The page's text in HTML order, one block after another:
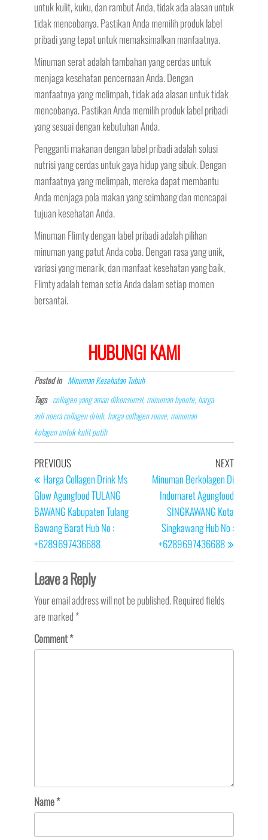
untuk kulit, kuku, dan rambut Anda, tidak ada alasan untuk
tidak mencobanya. Pastikan Anda memilih produk label
pribadi yang tepat untuk memaksimalkan manfaatnya.
Minuman serat adalah tambahan yang cerdas untuk
menjaga kesehatan pencernaan Anda. Dengan
manfaatnya yang melimpah, tidak ada alasan untuk tidak
mencobanya. Pastikan Anda memilih produk label pribadi
yang sesuai dengan kebutuhan Anda.
Pengganti makanan dengan label pribadi adalah solusi
nutrisi yang cerdas untuk gaya hidup yang sibuk. Dengan
manfaatnya yang melimpah, mereka dapat membantu
Anda menjaga pola makan yang seimbang dan mencapai
tujuan kesehatan Anda.
Minuman Flimty dengan label pribadi adalah pilihan
minuman yang patut Anda coba. Dengan rasa yang unik,
variasi yang menarik, dan manfaat kesehatan yang baik,
Flimty adalah teman setia Anda dalam setiap momen
bersantai.
HUBUNGI KAMI
Posted in Minuman Kesehatan Tubuh
Tags collagen yang aman dikonsumsi, minuman byoote, harga
asli noera collagen drink, harga collagen roove, minuman
kolagen untuk kulit putih
Post
navigation
Previous
Post
PREVIOUS
Harga Collagen Drink Ms
Glow Agungfood TULANG
BAWANG Kabupaten Tulang
Bawang Barat Hub No :
+6289697436688
Next
Post
NEXT
Minuman Berkolagen Di
Indomaret Agungfood
SINGKAWANG Kota
Singkawang Hub No :
+6289697436688
Leave a Reply
Your email address will not be published.Required fields
are marked*
Comment*
Name*